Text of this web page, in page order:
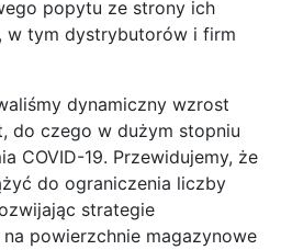
popytu ze strony ich
w tym dystrybutorów i firm
dynamiczny wzrost
do czego w dużym stopniu
COVID-19. Przewidujemy, że
do ograniczenia liczby
strategie
powierzchnie magazynowe